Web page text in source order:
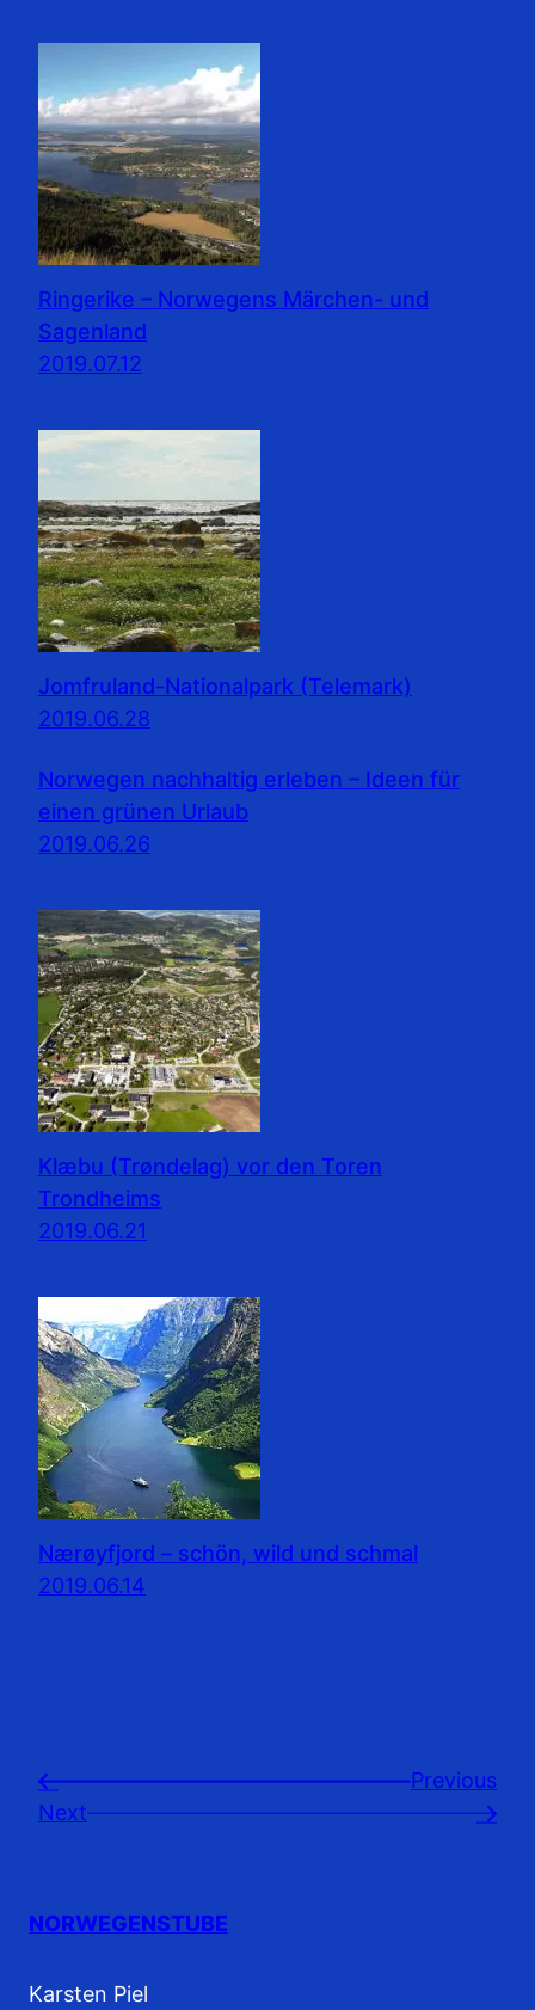
Ringerike – Norwegens Märchen- und
Sagenland
2019.07.12
Jomfruland-Nationalpark (Telemark)
2019.06.28
Norwegen nachhaltig erleben – Ideen für
einen grünen Urlaub
2019.06.26
Klæbu (Trøndelag) vor den Toren
Trondheims
2019.06.21
Nærøyfjord – schön, wild und schmal
2019.06.14
←
Previousㅤ
Next
→
NORWEGENSTUBE
Karsten Piel